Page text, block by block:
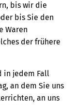
bis wir die
bis Sie den
Waren
der frühere
in jedem Fall
an dem Sie uns
an uns